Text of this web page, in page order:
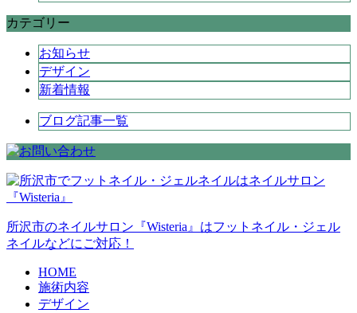
カテゴリー
お知らせ
デザイン
新着情報
ブログ記事一覧
所沢市のネイルサロン『Wisteria』はフットネイル・ジェル
ネイルなどにご対応！
HOME
施術内容
デザイン